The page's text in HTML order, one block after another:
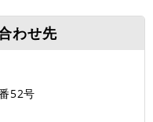
わせ先
52号